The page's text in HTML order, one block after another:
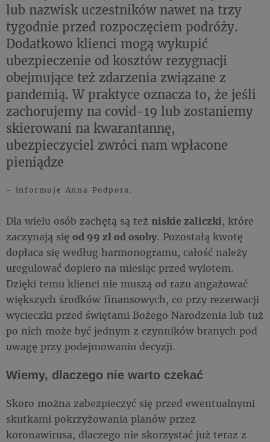
lub nazwisk uczestników nawet na trzy
tygodnie przed rozpoczęciem podróży.
Dodatkowo klienci mogą wykupić
ubezpieczenie od kosztów rezygnacji
obejmujące też zdarzenia związane z
pandemią. W praktyce oznacza to, że jeśli
zachorujemy na covid-19 lub zostaniemy
skierowani na kwarantannę,
ubezpieczyciel zwróci nam wpłacone
pieniądze
- informuje Anna Podpora.
Dla wielu osób zachętą są też niskie zaliczki, które
zaczynają się od 99 zł od osoby. Pozostałą kwotę
dopłaca się według harmonogramu, całość należy
uregulować dopiero na miesiąc przed wylotem.
Dzięki temu klienci nie muszą od razu angażować
większych środków finansowych, co przy rezerwacji
wycieczki przed świętami Bożego Narodzenia lub tuż
po nich może być jednym z czynników branych pod
uwagę przy podejmowaniu decyzji.
Wiemy, dlaczego nie warto czekać
Skoro można zabezpieczyć się przed ewentualnymi
skutkami pokrzyżowania planów przez
koronawirusa, dlaczego nie skorzystać już teraz z